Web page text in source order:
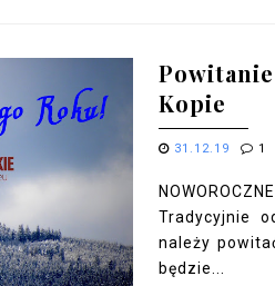
Kopie
31.12.19 1
Tradycyjnie
należy
będzie...